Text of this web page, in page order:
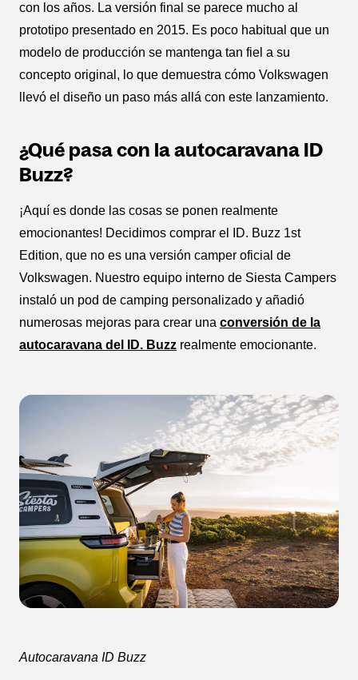
con los años. La versión final se parece mucho al
prototipo presentado en 2015. Es poco habitual que un
modelo de producción se mantenga tan fiel a su
concepto original, lo que demuestra cómo Volkswagen
llevó el diseño un paso más allá con este lanzamiento.
¿Qué pasa con la autocaravana ID
Buzz?
¡Aquí es donde las cosas se ponen realmente
emocionantes! Decidimos comprar el ID. Buzz 1st
Edition, que no es una versión camper oficial de
Volkswagen. Nuestro equipo interno de Siesta Campers
instaló un pod de camping personalizado y añadió
numerosas mejoras para crear una conversión de la
autocaravana del ID. Buzz realmente emocionante.
Autocaravana ID Buzz